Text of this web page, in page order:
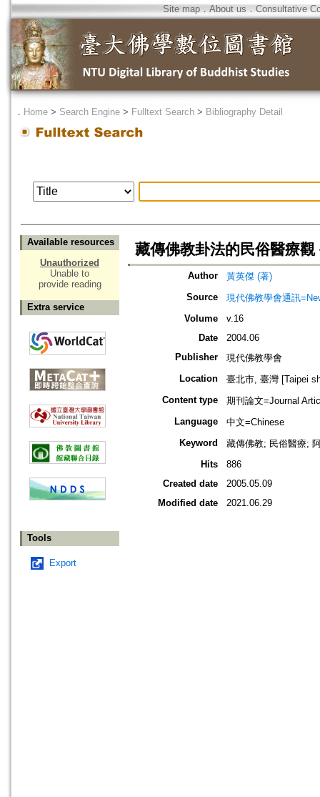
Site map．About us ． Consultative
． Home > Search Engine > Fulltext Search > Bibliography Detail
Available resources
Unauthorized
Unable to
provide reading
Extra service
Tools
Export
藏傳佛教卦法的民俗醫療
Author
黃英傑 (著)
Source
現代佛教學會通訊
Volume
v.16
Date
2004.06
Publisher
現代佛教學會
Location
臺北市, 臺灣 [Taipei
Content type
期刊論文=Journal
Language
中文=Chinese
Keyword
藏傳佛教; 民俗醫療;
Hits
886
Created date
2005.05.09
Modified date
2021.06.29